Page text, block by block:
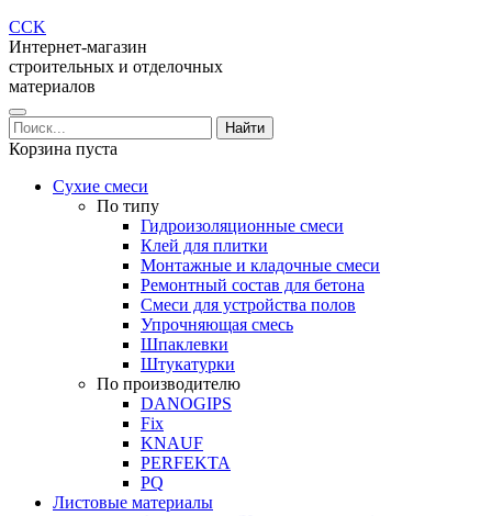
CCK
Интернет-магазин
строительных и отделочных
материалов
Корзина пуста
Сухие смеси
По типу
Гидроизоляционные смеси
Клей для плитки
Монтажные и кладочные смеси
Ремонтный состав для бетона
Смеси для устройства полов
Упрочняющая смесь
Шпаклевки
Штукатурки
По производителю
DANOGIPS
Fix
KNAUF
PERFEKTA
PQ
Листовые материалы